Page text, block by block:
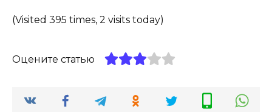
(Visited 395 times, 2 visits today)
Оцените статью